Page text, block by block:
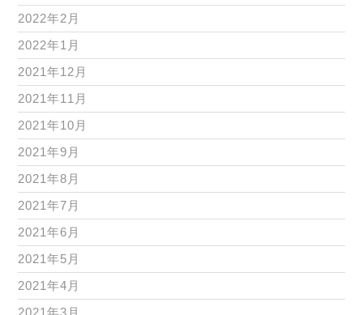
2022年2月
2022年1月
2021年12月
2021年11月
2021年10月
2021年9月
2021年8月
2021年7月
2021年6月
2021年5月
2021年4月